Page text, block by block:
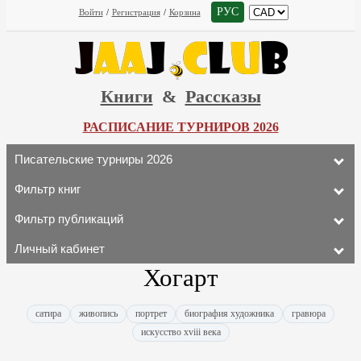
Войти / Регистрация / Корзина РУС
Книги & Рассказы
РАСПИСАНИЕ ТУРНИРОВ 2026
Писательские турниры 2026
Фильтр книг
Фильтр публикаций
Личный кабинет
Хогарт
сатира живопись портрет биография художника
гравюра
искусство xviii века